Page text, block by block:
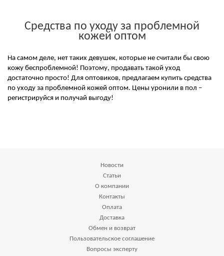
Средства по уходу за проблемной
кожей оптом
На самом деле, нет таких девушек, которые не считали бы свою
кожу беспроблемной! Поэтому, продавать такой уход
достаточно просто! Для оптовиков, предлагаем купить средства
по уходу за проблемной кожей оптом. Цены уронили в пол –
регистрируйся и получай выгоду!
Новости
Статьи
О компании
Контакты
Оплата
Доставка
Обмен и возврат
Пользовательское соглашение
Вопросы эксперту